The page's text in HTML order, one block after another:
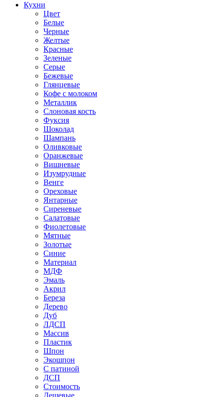
Кухни
Цвет
Белые
Черные
Желтые
Красные
Зеленые
Серые
Бежевые
Глянцевые
Кофе с молоком
Металлик
Слоновая кость
Фуксия
Шоколад
Шампань
Оливковые
Оранжевые
Вишневые
Изумрудные
Венге
Ореховые
Янтарные
Сиреневые
Салатовые
Фиолетовые
Мятные
Золотые
Синие
Материал
МДФ
Эмаль
Акрил
Береза
Дерево
Дуб
ЛДСП
Массив
Пластик
Шпон
Экошпон
С патиной
ДСП
Стоимость
Дешевые